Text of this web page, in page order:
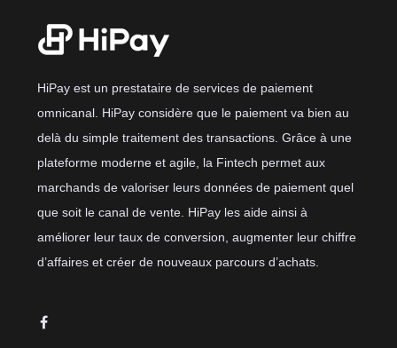
HiPay est un prestataire de services de paiement
omnicanal. HiPay considère que le paiement va bien au
delà du simple traitement des transactions. Grâce à une
plateforme moderne et agile, la Fintech permet aux
marchands de valoriser leurs données de paiement quel
que soit le canal de vente. HiPay les aide ainsi à
améliorer leur taux de conversion, augmenter leur chiffre
d’affaires et créer de nouveaux parcours d’achats.